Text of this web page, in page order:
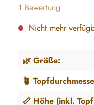
Durchschnittliche
1 Bewertung
Nicht mehr
🌿 Größe:
🪴
📏 Höhe (inkl.